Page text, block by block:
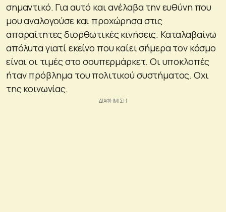
σημαντικό. Για αυτό και ανέλαβα την ευθύνη που
μου αναλογούσε και προχώρησα στις
απαραίτητες διορθωτικές κινήσεις. Καταλαβαίνω
απόλυτα γιατί εκείνο που καίει σήμερα τον κόσμο
είναι οι τιμές στο σουπερμάρκετ. Οι υποκλοπές
ήταν πρόβλημα του πολιτικού συστήματος. Οχι
της κοινωνίας.